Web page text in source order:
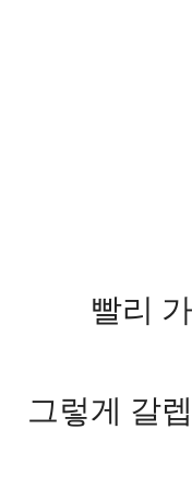
빨리
그렇게 갈